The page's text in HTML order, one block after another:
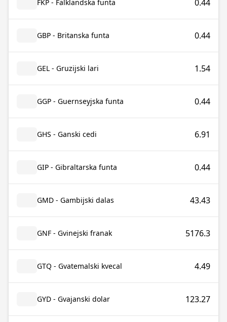
FKP - Falklandska funta 0.44
GBP - Britanska funta 0.44
GEL - Gruzijski lari 1.54
GGP - Guernseyjska funta 0.44
GHS - Ganski cedi 6.91
GIP - Gibraltarska funta 0.44
GMD - Gambijski dalas 43.43
GNF - Gvinejski franak 5176.3
GTQ - Gvatemalski kvecal 4.49
GYD - Gvajanski dolar 123.27